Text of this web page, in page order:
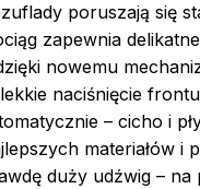
poruszają się
zapewnia
nowemu
naciśnięcie
– cicho i
materiałów i
duży udźwig – na